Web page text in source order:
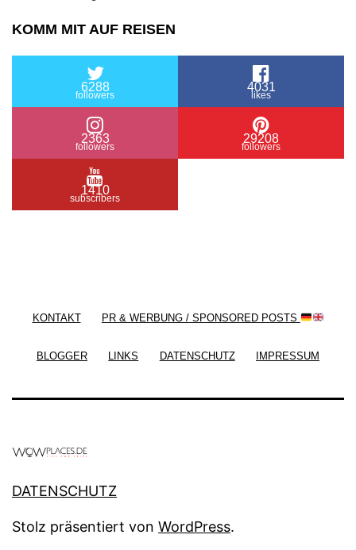
KOMM MIT AUF REISEN
6288
followers
4031
likes
2363
followers
29208
followers
1410
subscribers
KONTAKT PR & WERBUNG / SPONSORED POSTS
BLOGGER LINKS DATENSCHUTZ IMPRESSUM
DATENSCHUTZ
Stolz präsentiert von WordPress.